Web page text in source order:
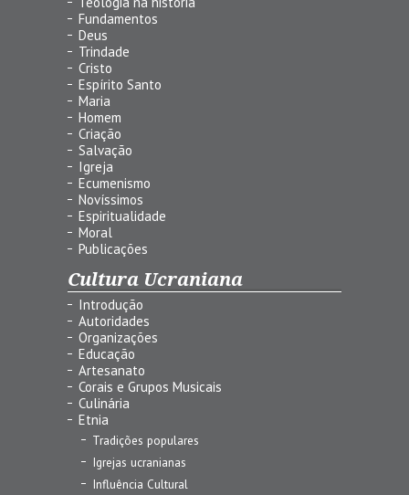
Fundamentos
Deus
Trindade
Cristo
Espírito Santo
Maria
Homem
Criação
Salvação
Igreja
Ecumenismo
Novíssimos
Espiritualidade
Moral
Publicações
Cultura Ucraniana
Introdução
Autoridades
Organizações
Educação
Artesanato
Corais e Grupos Musicais
Culinária
Etnia
Tradições populares
Igrejas ucranianas
Influência Cultural